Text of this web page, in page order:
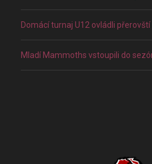
Domácí turnaj U12 ovládli
Mladí Mammoths vstoupili do